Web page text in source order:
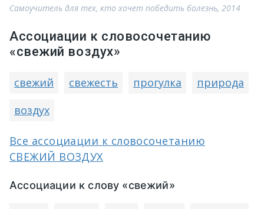
Самоучитель для тех, кто хочет победить болезнь, 2014
Ассоциации к словосочетанию
«свежий воздух»
свежий свежесть прогулка
природа
воздух
Все ассоциации к словосочетанию
СВЕЖИЙ ВОЗДУХ
Ассоциации к слову «свежий»